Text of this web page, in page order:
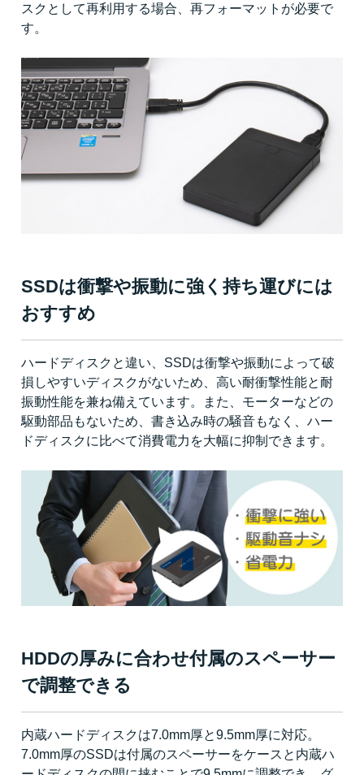
スクとして再利用する場合、再フォーマットが必要で
す。
SSDは衝撃や振動に強く持ち運びには
おすすめ
ハードディスクと違い、SSDは衝撃や振動によって破
損しやすいディスクがないため、高い耐衝撃性能と耐
振動性能を兼ね備えています。また、モーターなどの
駆動部品もないため、書き込み時の騒音もなく、ハー
ドディスクに比べて消費電力を大幅に抑制できます。
HDDの厚みに合わせ付属のスペーサー
で調整できる
内蔵ハードディスクは7.0mm厚と9.5mm厚に対応。
7.0mm厚のSSDは付属のスペーサーをケースと内蔵ハ